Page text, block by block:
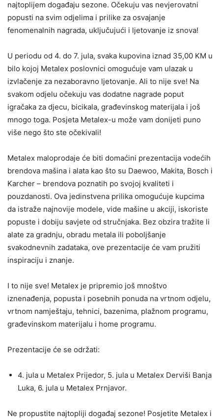
najtoplijem događaju sezone. Očekuju vas nevjerovatni
popusti na svim odjelima i prilike za osvajanje
fenomenalnih nagrada, uključujući i ljetovanje iz snova!
U periodu od 4. do 7. jula, svaka kupovina iznad 35,00 KM u
bilo kojoj Metalex poslovnici omogućuje vam ulazak u
izvlačenje za nezaboravno ljetovanje. Ali to nije sve! Na
svakom odjelu očekuju vas dodatne nagrade poput
igračaka za djecu, bicikala, građevinskog materijala i još
mnogo toga. Posjeta Metalex-u može vam donijeti puno
više nego što ste očekivali!
Metalex maloprodaje će biti domaćini prezentacija vodećih
brendova mašina i alata kao što su Daewoo, Makita, Bosch i
Karcher – brendova poznatih po svojoj kvaliteti i
pouzdanosti. Ova jedinstvena prilika omogućuje kupcima
da istraže najnovije modele, vide mašine u akciji, iskoriste
popuste i dobiju savjete od stručnjaka. Bez obzira tražite li
alate za gradnju, obradu metala ili poboljšanje
svakodnevnih zadataka, ove prezentacije će vam pružiti
inspiraciju i znanje.
I to nije sve! Metalex je pripremio još mnoštvo
iznenađenja, popusta i posebnih ponuda na vrtnom odjelu,
vrtnom namještaju, tehnici, bazenima, plažnom programu,
građevinskom materijalu i home programu.
Prezentacije će se održati:
4. jula u Metalex Prijedor, 5. jula u Metalex Derviši Banja
Luka, 6. jula u Metalex Prnjavor.
Ne propustite najtopliji događaj sezone! Posjetite Metalex i